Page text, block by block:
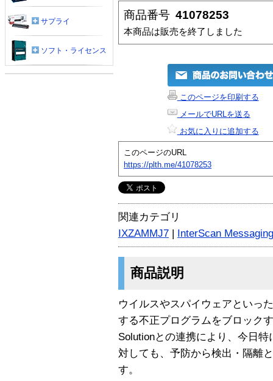
商品番号 41078253
本商品は販売を終了しました
このページを印刷する
メールでURLを送る
お気に入りに追加する
このページのURL
https://plth.me/41078253
関連カテゴリ
IXZAMMJ7 | InterScan
商品説明
ウイルスやスパイウェアといっ
する不正プログラムをブロック
Solutionとの連携により、今日
対しても、予防から検出・隔離
す。
サプライ
ソフト・ライセンス